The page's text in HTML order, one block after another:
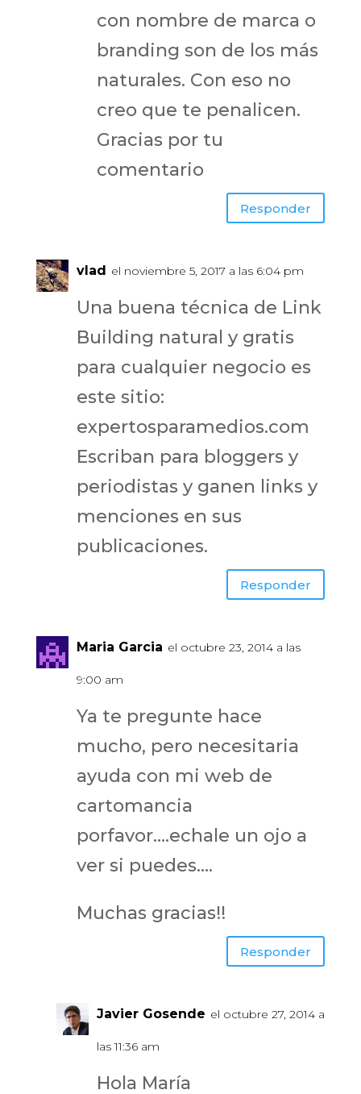
con nombre de marca o
branding son de los más
naturales. Con eso no
creo que te penalicen.
Gracias por tu
comentario
Responder
vlad el noviembre 5, 2017 a las 6:04 pm
Una buena técnica de Link
Building natural y gratis
para cualquier negocio es
este sitio:
expertosparamedios.com
Escriban para bloggers y
periodistas y ganen links y
menciones en sus
publicaciones.
Responder
Maria Garcia el octubre 23, 2014 a las
9:00 am
Ya te pregunte hace
mucho, pero necesitaria
ayuda con mi web de
cartomancia
porfavor….echale un ojo a
ver si puedes….
Muchas gracias!!
Responder
Javier Gosende el octubre 27, 2014 a
las 11:36 am
Hola María